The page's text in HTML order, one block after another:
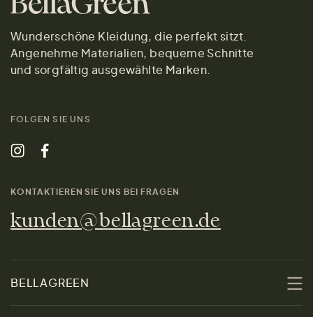
Wunderschöne Kleidung, die perfekt sitzt.
Angenehme Materialien, bequeme Schnitte
und sorgfältig ausgewählte Marken.
FOLGEN SIE UNS
KONTAKTIEREN SIE UNS BEI FRAGEN
kunden@bellagreen.de
BELLAGREEN